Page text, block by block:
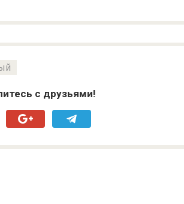
с друзьями!